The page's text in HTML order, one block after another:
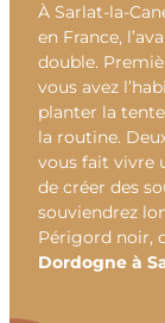
À Sarlat-la-
en France,
double.
vous avez
planter la
la routine.
vous fait vivre
de créer des
souviendrez
Périgord noir,
Dordogne à